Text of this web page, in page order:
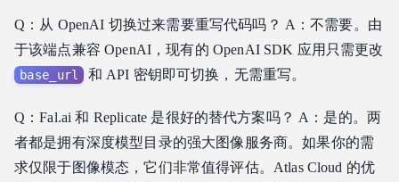
Q：从 OpenAI 切换过来需要重写代码吗？ A：不需要。由
于该端点兼容 OpenAI，现有的 OpenAI SDK 应用只需更改
base_url 和 API 密钥即可切换，无需重写。
Q：Fal.ai 和 Replicate 是很好的替代方案吗？ A：是的。两
者都是拥有深度模型目录的强大图像服务商。如果你的需
求仅限于图像模态，它们非常值得评估。Atlas Cloud 的优